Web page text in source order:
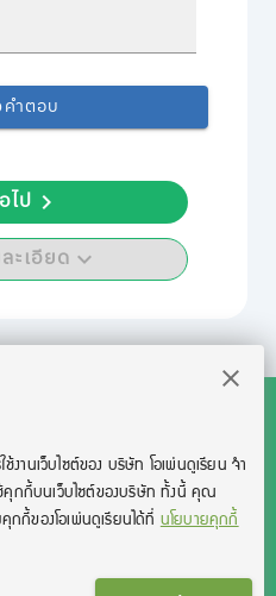
ำตอบ
ะเอียด
ไป
งานเว็บไซต์ของ บริษัท โอเพ่นดูเรียน จํา
คุกกี้บนเว็บไซต์ของบริษัท ทั้งนี้ คุณ
กกี้ของโอเพ่นดูเรียนได้ที่นโยบายคุกกี้
ยน จำกัด 2021 ©︎ OpenDurian
Ltd.
trademarks of Educational Testing